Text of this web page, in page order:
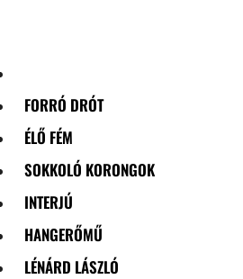
FORRÓ DRÓT
ÉLŐ FÉM
SOKKOLÓ KORONGOK
INTERJÚ
HANGERŐMŰ
LÉNÁRD LÁSZLÓ